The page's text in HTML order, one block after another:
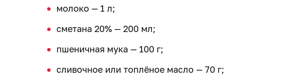
молоко — 1 л;
сметана 20% — 200 мл;
пшеничная мука — 100 г;
сливочное или топлёное масло — 70 г;